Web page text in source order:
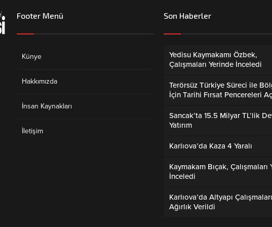
Footer Menü
Künye
Hakkımızda
İnsan Kaynakları
İletişim
Son Haberler
Yedisu Kaymakamı Özbek,
Çalışmaları Yerinde İnceledi
Terörsüz Türkiye Süreci ile
İçin Tarihi Fırsat Pencereleri
Sancak’ta 15.5 Milyar TL’lik
Yatırım
Karlıova’da Kaza 4 Yaralı
Kaymakam Bıçak, Çalışmaları
İnceledi
Karlıova’da Altyapı
Ağırlık Verildi